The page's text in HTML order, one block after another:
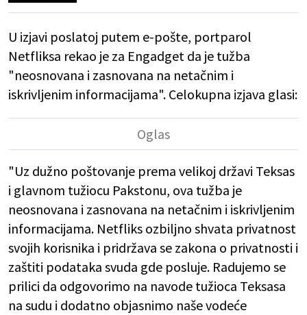
U izjavi poslatoj putem e-pošte, portparol
Netfliksa rekao je za Engadget da je tužba
"neosnovana i zasnovana na netačnim i
iskrivljenim informacijama". Celokupna izjava glasi:
"Uz dužno poštovanje prema velikoj državi Teksas
i glavnom tužiocu Pakstonu, ova tužba je
neosnovana i zasnovana na netačnim i iskrivljenim
informacijama. Netfliks ozbiljno shvata privatnost
svojih korisnika i pridržava se zakona o privatnosti i
zaštiti podataka svuda gde posluje. Radujemo se
prilici da odgovorimo na navode tužioca Teksasa
na sudu i dodatno objasnimo naše vodeće